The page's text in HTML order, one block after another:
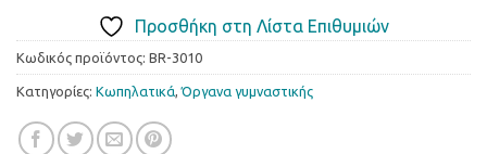
Προσθήκη στη Λίστα Επιθυμιών
Κωδικός προϊόντος: BR-3010
Κατηγορίες: Κωπηλατικά,Όργανα γυμναστικής